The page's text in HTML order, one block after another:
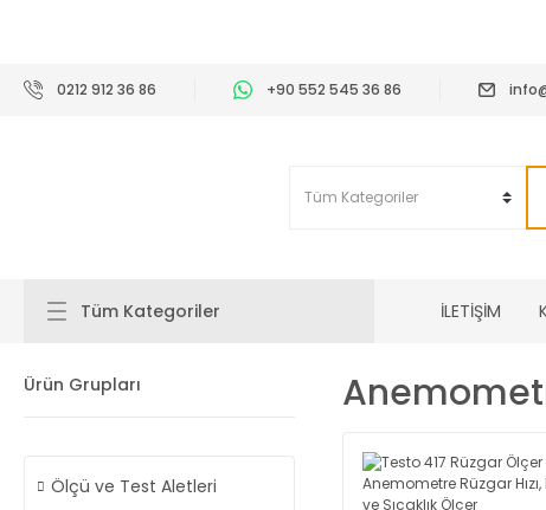
0212 912 36 86 +90 552 545 36 86
Tüm Kategoriler İLETİŞİM
Ürün Grupları
Ölçü ve Test Aletleri